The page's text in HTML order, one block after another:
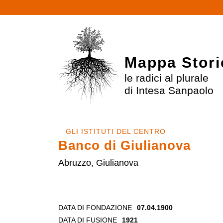
Mappa
le radici al plurale
di Intesa Sanpaolo
GLI ISTITUTI DEL CENTRO
Banco di Giulianova
Abruzzo, Giulianova
DATA DI FONDAZIONE
07.04.1900
DATA DI FUSIONE
1921